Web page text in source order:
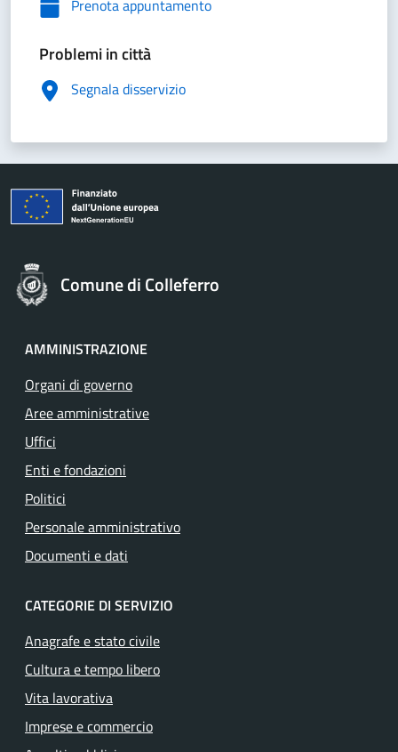
Prenota appuntamento
Problemi in città
Segnala disservizio
Comune di Colleferro
AMMINISTRAZIONE
Organi di governo
Aree amministrative
Uffici
Enti e fondazioni
Politici
Personale amministrativo
Documenti e dati
CATEGORIE DI SERVIZIO
Anagrafe e stato civile
Cultura e tempo libero
Vita lavorativa
Imprese e commercio